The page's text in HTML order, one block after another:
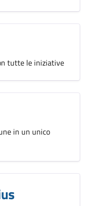
tutte le iniziative
in un unico